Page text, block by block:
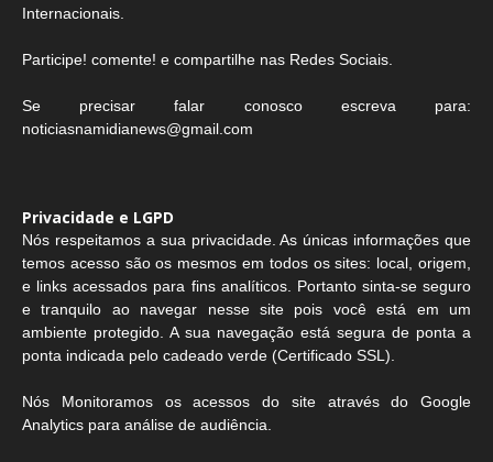
Internacionais.
Participe! comente! e compartilhe nas Redes Sociais.
Se precisar falar conosco escreva para:
noticiasnamidianews@gmail.com
Privacidade e LGPD
Nós respeitamos a sua privacidade. As únicas informações que
temos acesso são os mesmos em todos os sites: local, origem,
e links acessados para fins analíticos. Portanto sinta-se seguro
e tranquilo ao navegar nesse site pois você está em um
ambiente protegido. A sua navegação está segura de ponta a
ponta indicada pelo cadeado verde (Certificado SSL).
Nós Monitoramos os acessos do site através do Google
Analytics para análise de audiência.